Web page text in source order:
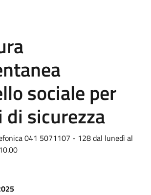
sociale per
sicurezza
041 5071107 - 128 dal lunedì al